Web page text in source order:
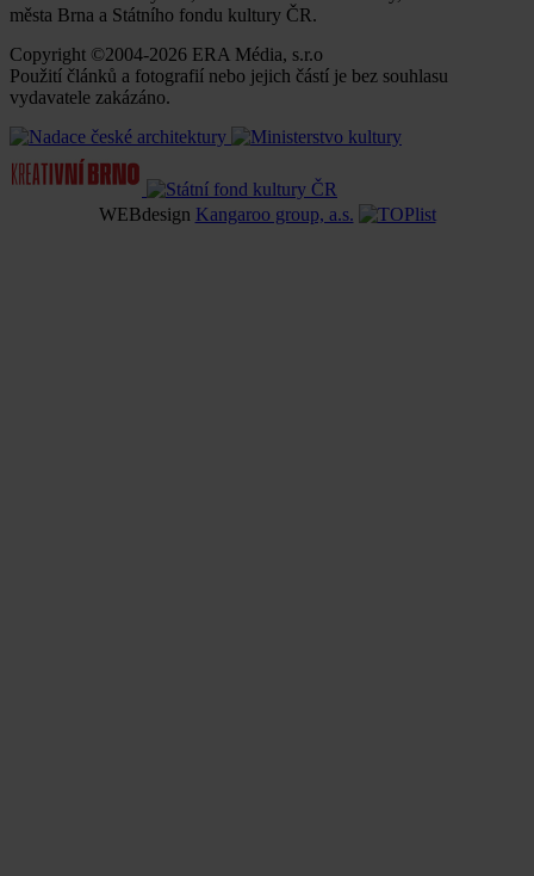
města Brna a Státního fondu kultury ČR.
Copyright ©2004-2026 ERA Média, s.r.o
Použití článků a fotografií nebo jejich částí je bez souhlasu
vydavatele zakázáno.
WEBdesign Kangaroo group, a.s.